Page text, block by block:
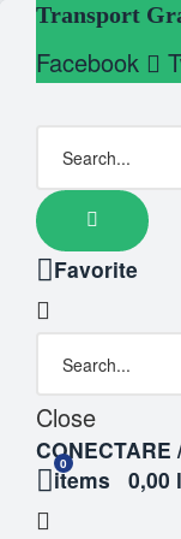
Transport
Facebook
Favorite
Close
CONECTARE
0
items 0,00